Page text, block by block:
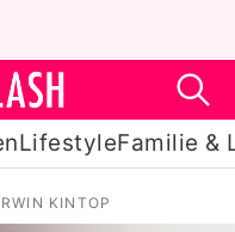
LifestyleFamilie &
KINTOP